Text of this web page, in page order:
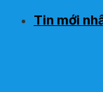
Tin mới